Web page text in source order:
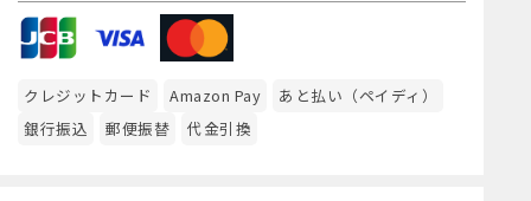
クレジットカード Amazon Pay
あと払い（ペイディ）
銀行振込
郵便振替 代金引換